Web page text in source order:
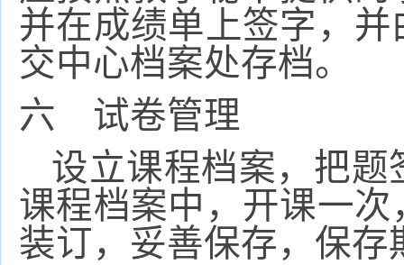
并在成绩单上签字，
交中心档案处存档。
六 试卷管理
设立课程档案，把
课程档案中，开课一
装订，妥善保存，保